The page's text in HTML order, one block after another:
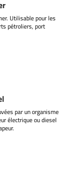
Utilisable pour les
pétroliers, port
par un organisme
électrique ou diesel